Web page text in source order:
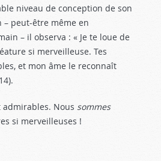
niveau de conception de son
peut-être même en
– il observa : « Je te loue de
si merveilleuse. Tes
et mon âme le reconnaît
).
Nous sommes
si merveilleuses !